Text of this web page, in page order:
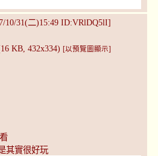
10/31(二)15:49 ID:VRlDQ5lI]
KB, 432x334) [以預覽圖顯示]
其實很好玩